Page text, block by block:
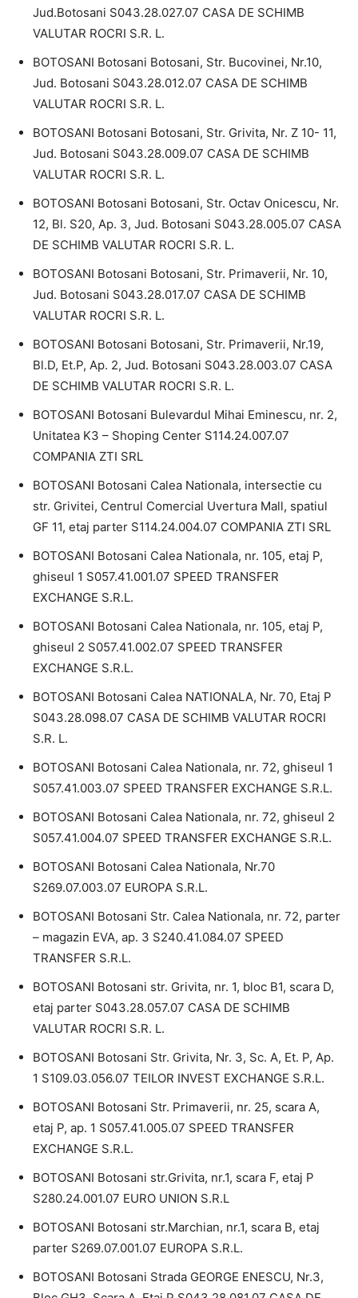
Jud.Botosani S043.28.027.07 CASA DE SCHIMB
VALUTAR ROCRI S.R. L.
BOTOSANI Botosani Botosani, Str. Bucovinei, Nr.10,
Jud. Botosani S043.28.012.07 CASA DE SCHIMB
VALUTAR ROCRI S.R. L.
BOTOSANI Botosani Botosani, Str. Grivita, Nr. Z 10- 11,
Jud. Botosani S043.28.009.07 CASA DE SCHIMB
VALUTAR ROCRI S.R. L.
BOTOSANI Botosani Botosani, Str. Octav Onicescu, Nr.
12, Bl. S20, Ap. 3, Jud. Botosani S043.28.005.07 CASA
DE SCHIMB VALUTAR ROCRI S.R. L.
BOTOSANI Botosani Botosani, Str. Primaverii, Nr. 10,
Jud. Botosani S043.28.017.07 CASA DE SCHIMB
VALUTAR ROCRI S.R. L.
BOTOSANI Botosani Botosani, Str. Primaverii, Nr.19,
Bl.D, Et.P, Ap. 2, Jud. Botosani S043.28.003.07 CASA
DE SCHIMB VALUTAR ROCRI S.R. L.
BOTOSANI Botosani Bulevardul Mihai Eminescu, nr. 2,
Unitatea K3 – Shoping Center S114.24.007.07
COMPANIA ZTI SRL
BOTOSANI Botosani Calea Nationala, intersectie cu
str. Grivitei, Centrul Comercial Uvertura Mall, spatiul
GF 11, etaj parter S114.24.004.07 COMPANIA ZTI SRL
BOTOSANI Botosani Calea Nationala, nr. 105, etaj P,
ghiseul 1 S057.41.001.07 SPEED TRANSFER
EXCHANGE S.R.L.
BOTOSANI Botosani Calea Nationala, nr. 105, etaj P,
ghiseul 2 S057.41.002.07 SPEED TRANSFER
EXCHANGE S.R.L.
BOTOSANI Botosani Calea NATIONALA, Nr. 70, Etaj P
S043.28.098.07 CASA DE SCHIMB VALUTAR ROCRI
S.R. L.
BOTOSANI Botosani Calea Nationala, nr. 72, ghiseul 1
S057.41.003.07 SPEED TRANSFER EXCHANGE S.R.L.
BOTOSANI Botosani Calea Nationala, nr. 72, ghiseul 2
S057.41.004.07 SPEED TRANSFER EXCHANGE S.R.L.
BOTOSANI Botosani Calea Nationala, Nr.70
S269.07.003.07 EUROPA S.R.L.
BOTOSANI Botosani Str. Calea Nationala, nr. 72, parter
– magazin EVA, ap. 3 S240.41.084.07 SPEED
TRANSFER S.R.L.
BOTOSANI Botosani str. Grivita, nr. 1, bloc B1, scara D,
etaj parter S043.28.057.07 CASA DE SCHIMB
VALUTAR ROCRI S.R. L.
BOTOSANI Botosani Str. Grivita, Nr. 3, Sc. A, Et. P, Ap.
1 S109.03.056.07 TEILOR INVEST EXCHANGE S.R.L.
BOTOSANI Botosani Str. Primaverii, nr. 25, scara A,
etaj P, ap. 1 S057.41.005.07 SPEED TRANSFER
EXCHANGE S.R.L.
BOTOSANI Botosani str.Grivita, nr.1, scara F, etaj P
S280.24.001.07 EURO UNION S.R.L
BOTOSANI Botosani str.Marchian, nr.1, scara B, etaj
parter S269.07.001.07 EUROPA S.R.L.
BOTOSANI Botosani Strada GEORGE ENESCU, Nr.3,